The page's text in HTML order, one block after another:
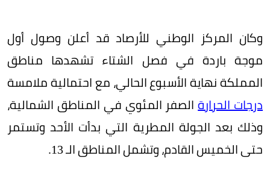
وكان المركز الوطني للأرصاد قد أعلن وصول أول
موجة باردة في فصل الشتاء تشهدها مناطق
المملكة نهاية الأسبوع الحالي، مع احتمالية ملامسة
درجات الحرارةالصفر المئوي في المناطق الشمالية،
وذلك بعد الجولة المطرية التي بدأت الأحد وتستمر
حتى الخميس القادم، وتشمل المناطق الـ 13.